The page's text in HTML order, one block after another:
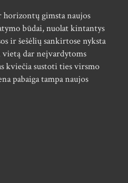
gimsta naujos
būdai, nuolat kintantys
ir šešėlių sankirtose nyksta
dar neįvardytoms
kviečia sustoti ties virsmo
pabaiga tampa naujos